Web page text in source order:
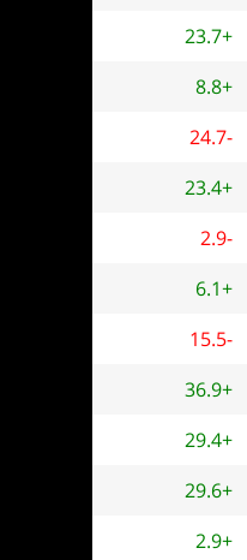
23.7+
8.8+
24.7-
23.4+
2.9-
6.1+
15.5-
36.9+
29.4+
29.6+
2.9+